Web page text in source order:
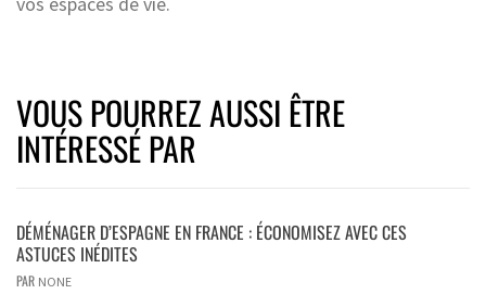
VOUS POURREZ AUSSI ÊTRE
INTÉRESSÉ PAR
DÉMÉNAGER D’ESPAGNE EN FRANCE : ÉCONOMISEZ AVEC CES
ASTUCES INÉDITES
PAR NONE